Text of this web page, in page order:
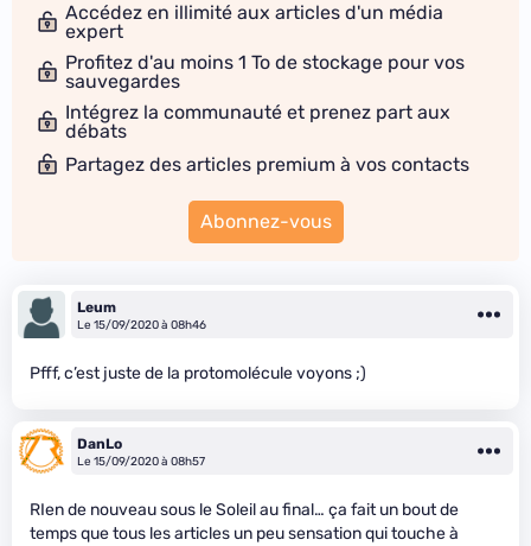
Accédez en illimité aux articles d'un média
expert
Profitez d'au moins 1 To de stockage pour vos
sauvegardes
Intégrez la communauté et prenez part aux
débats
Partagez des articles premium à vos contacts
Abonnez-vous
Leum
Le 15/09/2020 à 08h46
Pfff, c’est juste de la protomolécule voyons ;)
DanLo
Le 15/09/2020 à 08h57
RIen de nouveau sous le Soleil au final… ça fait un bout de
temps que tous les articles un peu sensation qui touche à